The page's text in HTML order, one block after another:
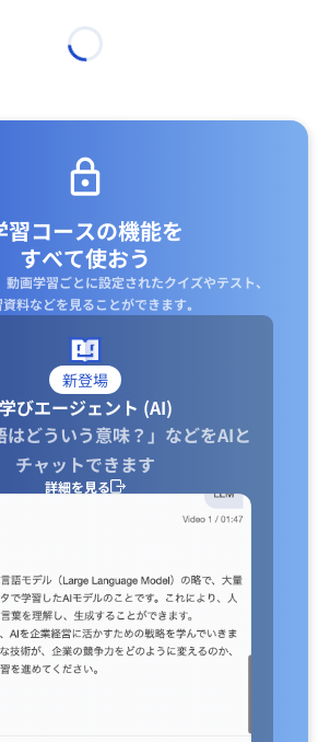
習コースの機能を
すべて使おう
画学習ごとに設定されたクイズやテスト、
料などを見ることができます｡
新登場
学びエージェント (AI)
はどういう意味？」などをAIと
チャットできます
詳細を見る